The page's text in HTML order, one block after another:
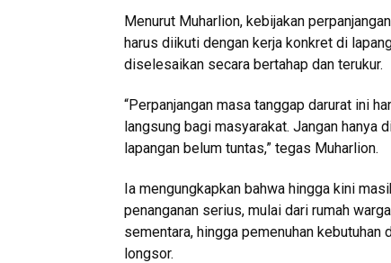
Menurut Muharlion, kebijakan
harus diikuti dengan kerja konkret di
diselesaikan secara bertahap dan terukur.
“Perpanjangan masa tanggap darurat ini
langsung bagi masyarakat. Jangan hanya
lapangan belum tuntas,” tegas Muharlion.
Ia mengungkapkan bahwa hingga kini
penanganan serius, mulai dari rumah
sementara, hingga pemenuhan
longsor.